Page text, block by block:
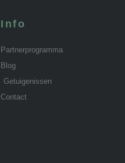
Info
Partnerprogramma
Blog
Getuigenissen
Contact